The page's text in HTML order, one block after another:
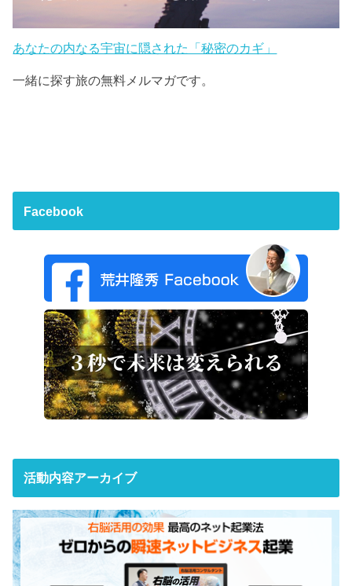
あなたの内なる宇宙に隠された「秘密のカギ」
一緒に探す旅の無料メルマガです。
Facebook
活動内容アーカイブ